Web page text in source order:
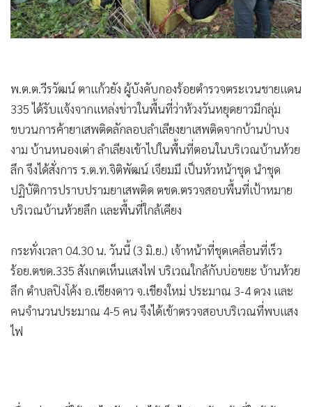
• ญี่ปุ่น
• News1
พ.ต.ต.วีรวัฒน์ ตาแก้วยัง ผู้บังคับกองร้อยตำรวจตระเวนชายแดน
335 ได้รับแจ้งจากแหล่งข่าวในพื้นที่ว่าห้วงวันหยุดยาวมีกลุ่ม
ขบวนการค้ายาเสพติดลักลอบลำเลียงยาเสพติดจากบ้านป่าบง
งาม บ้านหนองเต่า ลำเลียงเข้าไปในพื้นที่ตอนในบริเวณบ้านห้วย
ลึก จึงได้สั่งการ ร.ต.ท.จิติพัฒน์ เจียมมี เป็นหัวหน้าชุด นำชุด
ปฏิบัติการปราบปรามยาเสพติด ตชด.ตรวจสอบพื้นที่เป้าหมาย
บริเวณบ้านห้วยลึก และพื้นที่ใกล้เคียง
กระทั่งเวลา 04.30 น. วันนี้ (3 มิ.ย.) เจ้าหน้าที่ชุดเคลื่อนที่เร็ว
ร้อย.ตชด.335 สังเกตเห็นแสงไฟ บริเวณใกล้กับบ่อขยะ บ้านห้วย
ลึก ตำบลปิงโค้ง อ.เชียงดาว จ.เชียงใหม่ ประมาณ 3-4 ดวง และ
คนจำนวนประมาณ 4-5 คน จึงได้เข้าตรวจสอบบริเวณที่พบแสง
ไฟ